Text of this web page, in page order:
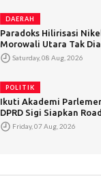
DAERAH
Paradoks Hilirisasi
Morowali Utara Tak
Daerah Pengolah
Saturday, 08 Aug, 2026
POLITIK
Ikuti Akademi
DPRD Sigi Siapkan
Hijau Berkelanjutan
Friday, 07 Aug, 2026